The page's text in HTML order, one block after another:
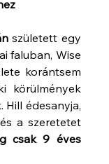
született egy
faluban, Wise
korántsem
körülmények
Hill édesanyja,
a szeretetet
csak 9 éves